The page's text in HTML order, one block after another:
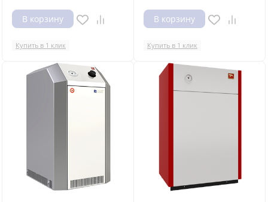
В корзину
Купить в 1 клик
В корзину
Купить в 1 клик